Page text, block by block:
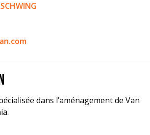
dans l’aménagement de Van